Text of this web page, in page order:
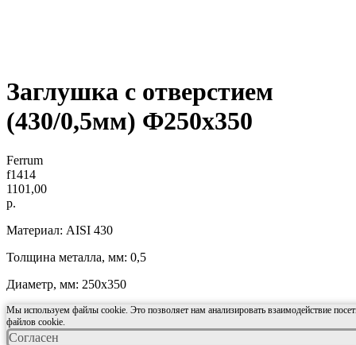
Заглушка с отверстием
(430/0,5мм) Ф250x350
Ferrum
f1414
1101,00
р.
Материал: AISI 430
Толщина металла, мм: 0,5
Диаметр, мм: 250x350
Мы используем файлы cookie. Это позволяет нам анализировать взаимодействие
файлов cookie.
Согласен